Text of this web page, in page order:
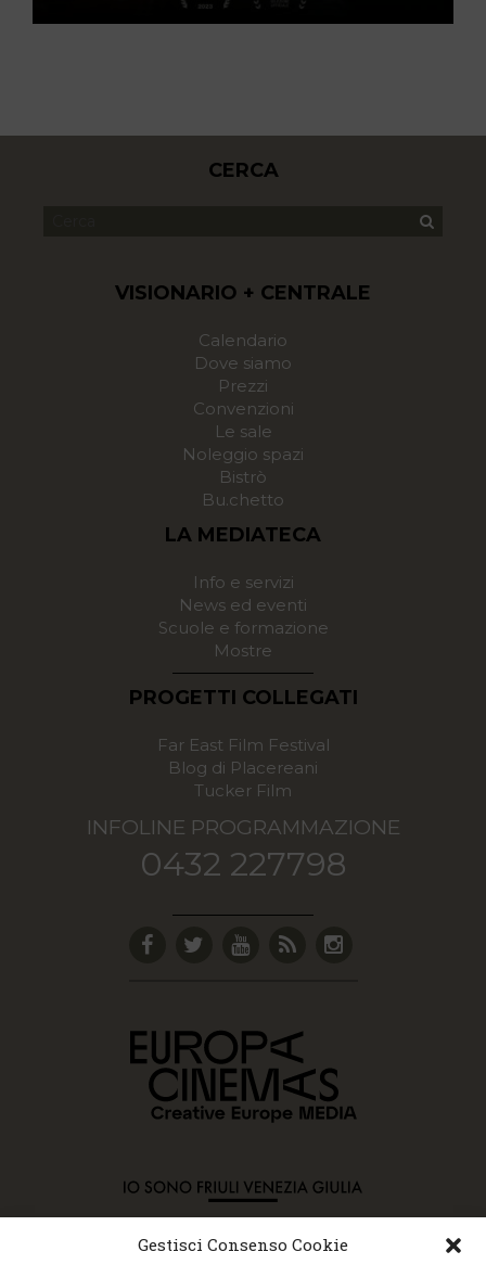
Gestisci Consenso Cookie
CERCA
VISIONARIO + CENTRALE
Calendario
Dove siamo
Prezzi
Convenzioni
Le sale
Noleggio spazi
Bistrò
Bu.chetto
LA MEDIATECA
Info e servizi
News ed eventi
Scuole e formazione
Mostre
PROGETTI COLLEGATI
Far East Film Festival
Blog di Placereani
Tucker Film
INFOLINE PROGRAMMAZIONE
0432 227798